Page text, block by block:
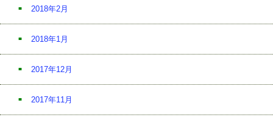
2018年2月
2018年1月
2017年12月
2017年11月